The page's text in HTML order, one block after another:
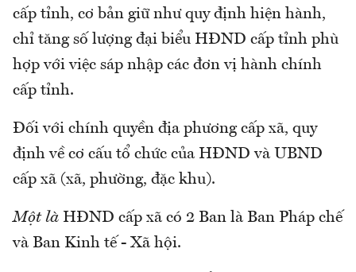
cấp tỉnh, cơ bản giữ như quy định hiện hành,
chỉ tăng số lượng đại biểu HĐND cấp tỉnh phù
hợp với việc sáp nhập các đơn vị hành chính
cấp tỉnh.
Đối với chính quyền địa phương cấp xã, quy
định về cơ cấu tổ chức của HĐND và UBND
cấp xã (xã, phường, đặc khu).
Một là HĐND cấp xã có 2 Ban là Ban Pháp chế
và Ban Kinh tế - Xã hội.